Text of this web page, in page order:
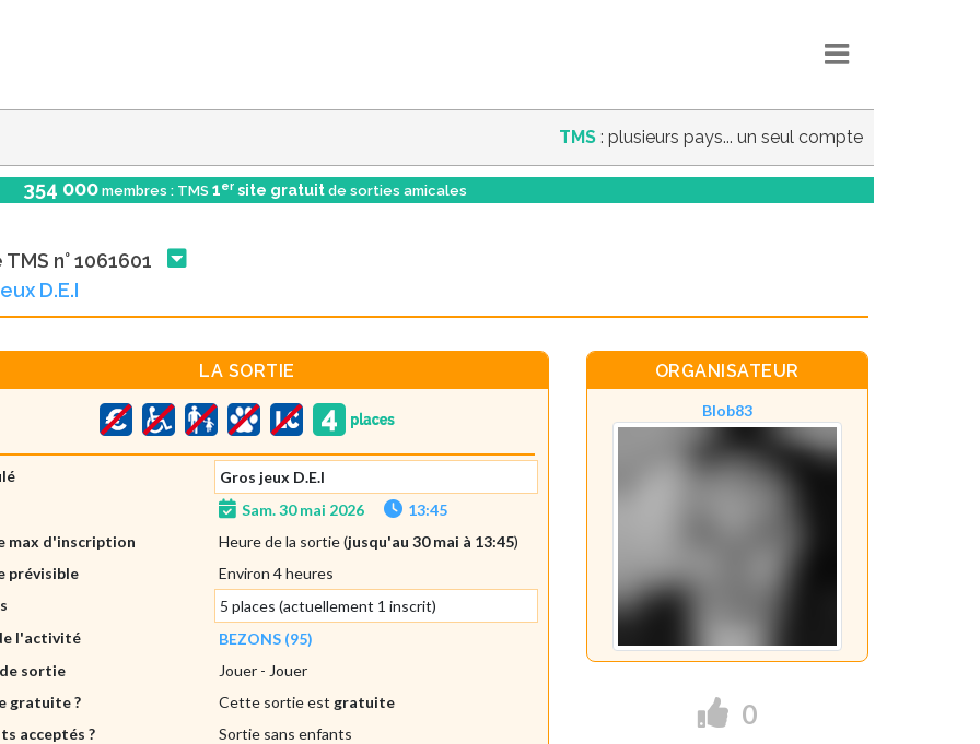
TMS : plusieurs pays... un seul compte
354 000 membres : TMS 1er site gratuit de sorties amicales
n° 1061601
D.E.I
LA SORTIE
Gros jeux D.E.I
Sam. 30 mai 2026
13:45
max d'inscription
Heure de la sortie (jusqu'au 30 mai à 13:45)
prévisible
Environ 4 heures
5 places (actuellement 1 inscrit)
l'activité
BEZONS (95)
sortie
Jouer - Jouer
gratuite ?
Cette sortie est gratuite
acceptés ?
Sortie sans enfants
ORGANISATEUR
Blob83
0